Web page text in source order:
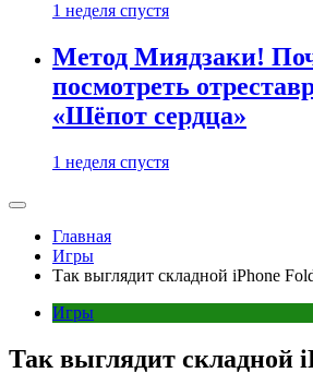
1 неделя спустя
Метод Миядзаки!
посмотреть
«Шёпот сердца»
1 неделя спустя
Главная
Игры
Так выглядит складной iPhone
Игры
Так выглядит складной